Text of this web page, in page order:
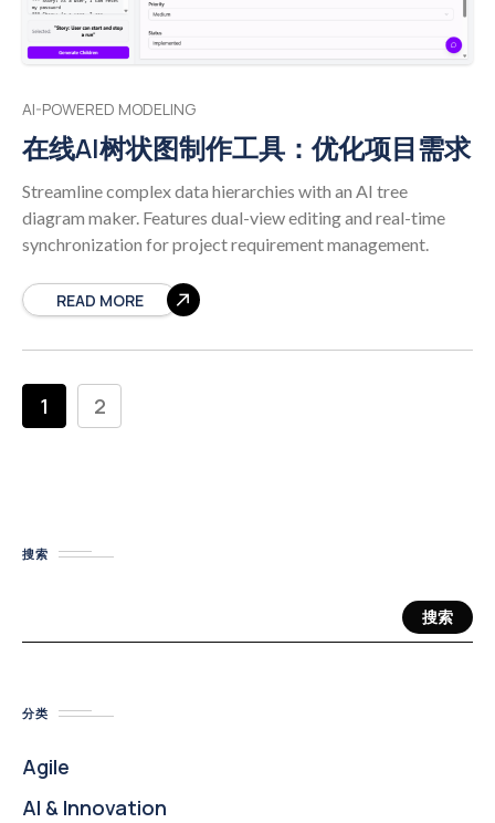
AI-POWERED MODELING
在线AI树状图制作工具：优化项目需求
Streamline complex data hierarchies with an AI tree
diagram maker. Features dual-view editing and real-time
synchronization for project requirement management.
READ MORE
1 2
搜索
搜索
分类
Agile
AI & Innovation